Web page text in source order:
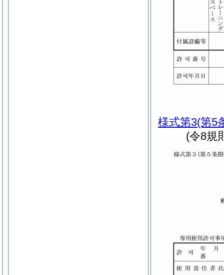
様式第3(第5
(令8規